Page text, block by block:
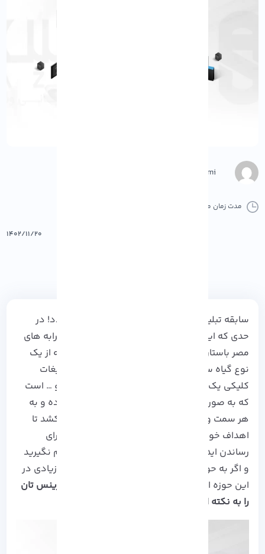
Negar Gerami
مدت زمان مطالعه :
۱۴۰۲/۱۱/۲۰
سابقه تبلیغات به پیشینه تمدن انسانی بر می گردد! در
حدی که این شهود عینی مصرف گرایی، حتی در خرابه های
مصر باستان بر روی کاغذ هایی به نام پاپیروس که از یک
نوع گیاه ساخته می شد هم دیده شده است! تبلیغات
کلیکی یک دنیای عجیب، پر از پیام، فکر، احساس و … است
که به صورت هدفمند مخاطبان را با خود درگیر کرده و به
هر سمت و سوقی که بخواهد به دنبال خود می کشد تا
اهداف خود را پیاده سازی کند. این ترفند آنلاین برای
رساندن ایده های جدید کسب و کارتان را دست کم نگیرید
و اگر به حوزه مارکتینگ علاقه مند هستید و سرچ زیادی در
این حوزه انجام می دهید
باشید تا بیزینس تان
را به نکته اوج خود برسانید!